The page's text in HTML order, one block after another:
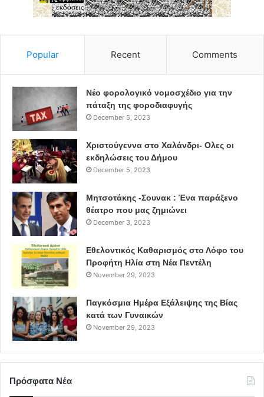
Popular Recent Comments
Νέο φορολογικό νομοσχέδιο για την
πάταξη της φοροδιαφυγής
December 5, 2023
Χριστούγεννα στο Χαλάνδρι- Ολες οι
εκδηλώσεις του Δήμου
December 5, 2023
Μητσοτάκης -Σουνακ : Ένα παράξενο
θέατρο που μας ζημιώνει
December 3, 2023
Εθελοντικός Καθαρισμός στο Λόφο του
Προφήτη Ηλία στη Νέα Πεντέλη
November 29, 2023
Παγκόσμια Ημέρα Εξάλειψης της Βίας
κατά των Γυναικών
November 29, 2023
Πρόσφατα Νέα